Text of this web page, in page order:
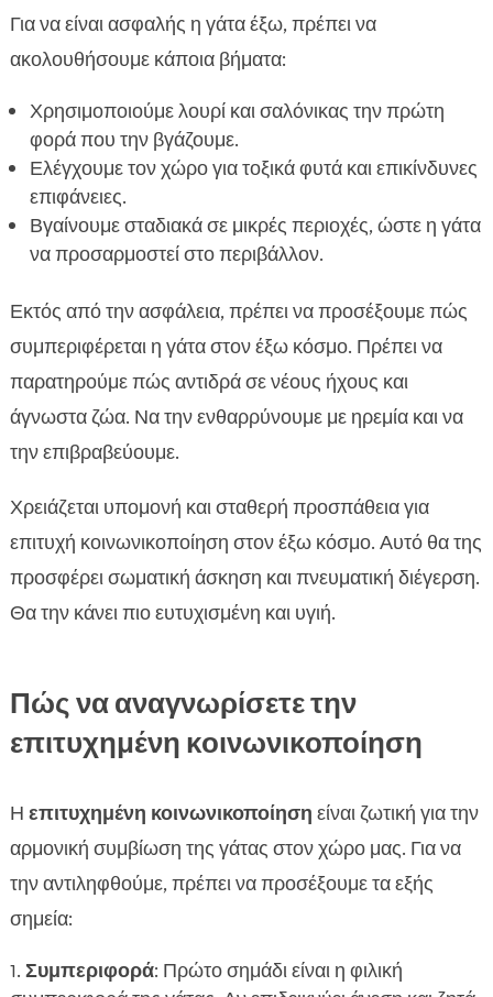
Για να είναι ασφαλής η γάτα έξω, πρέπει να
ακολουθήσουμε κάποια βήματα:
Χρησιμοποιούμε λουρί και σαλόνικας την πρώτη
φορά που την βγάζουμε.
Ελέγχουμε τον χώρο για τοξικά φυτά και επικίνδυνες
επιφάνειες.
Βγαίνουμε σταδιακά σε μικρές περιοχές, ώστε η γάτα
να προσαρμοστεί στο περιβάλλον.
Εκτός από την ασφάλεια, πρέπει να προσέξουμε πώς
συμπεριφέρεται η γάτα στον έξω κόσμο. Πρέπει να
παρατηρούμε πώς αντιδρά σε νέους ήχους και
άγνωστα ζώα. Να την ενθαρρύνουμε με ηρεμία και να
την επιβραβεύουμε.
Χρειάζεται υπομονή και σταθερή προσπάθεια για
επιτυχή κοινωνικοποίηση στον έξω κόσμο. Αυτό θα της
προσφέρει σωματική άσκηση και πνευματική διέγερση.
Θα την κάνει πιο ευτυχισμένη και υγιή.
Πώς να αναγνωρίσετε την
επιτυχημένη κοινωνικοποίηση
Η επιτυχημένη κοινωνικοποίηση είναι ζωτική για την
αρμονική συμβίωση της γάτας στον χώρο μας. Για να
την αντιληφθούμε, πρέπει να προσέξουμε τα εξής
σημεία:
Συμπεριφορά: Πρώτο σημάδι είναι η φιλική